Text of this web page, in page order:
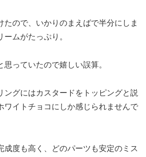
たので、いかりのまえばで半分にしま
ームがたっぷり。
思っていたので嬉しい誤算。
ングにはカスタードをトッピングと説
ワイトチョコにしか感じられませんで
成度も高く、どのパーツも安定のミス